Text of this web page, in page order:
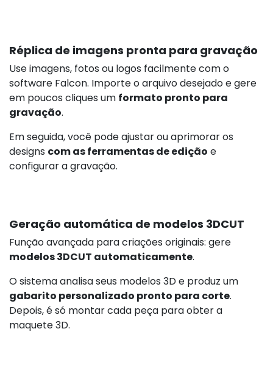
Réplica de imagens pronta para gravação
Use imagens, fotos ou logos facilmente com o
software Falcon. Importe o arquivo desejado e gere
em poucos cliques um formato pronto para
gravação.
Em seguida, você pode ajustar ou aprimorar os
designs com as ferramentas de edição e
configurar a gravação.
Geração automática de modelos 3DCUT
Função avançada para criações originais: gere
modelos 3DCUT automaticamente.
O sistema analisa seus modelos 3D e produz um
gabarito personalizado pronto para corte.
Depois, é só montar cada peça para obter a
maquete 3D.